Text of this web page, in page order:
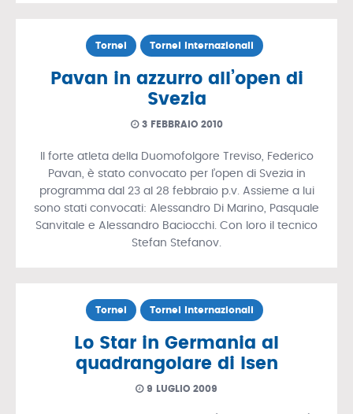
Tornei Tornei Internazionali
Pavan in azzurro all’open di
Svezia
3 FEBBRAIO 2010
Il forte atleta della Duomofolgore Treviso, Federico
Pavan, è stato convocato per l’open di Svezia in
programma dal 23 al 28 febbraio p.v. Assieme a lui
sono stati convocati: Alessandro Di Marino, Pasquale
Sanvitale e Alessandro Baciocchi. Con loro il tecnico
Stefan Stefanov.
Tornei Tornei Internazionali
Lo Star in Germania al
quadrangolare di Isen
9 LUGLIO 2009